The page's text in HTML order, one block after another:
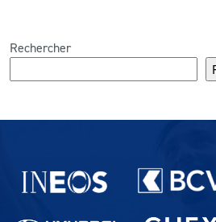
Rechercher
Partenaires du lausanne-Sport